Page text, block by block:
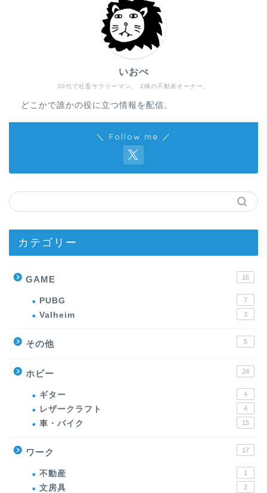
30代で社畜サラリーマン。 2棟の不動産オーナー。
いおぺ
どこかで誰かの役に立つ情報を配信。
＼ Follow me ／
カテゴリー
GAME 16
PUBG 7
Valheim 3
その他 5
ホビー 24
ギター 4
レザークラフト 4
車・バイク 15
ワーク 17
不動産 1
文房具 2